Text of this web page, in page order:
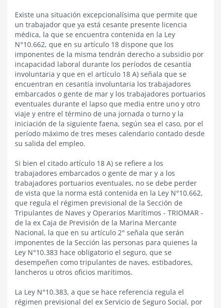
Existe una situación excepcionalísima que permite que
un trabajador que ya está cesante presente licencia
médica, la que se encuentra contenida en la Ley
N°10.662, que en su artículo 18 dispone que los
imponentes de la misma tendrán derecho a subsidio por
incapacidad laboral durante los períodos de cesantía
involuntaria y que en el artículo 18 A) señala que se
encuentran en cesantía involuntaria los trabajadores
embarcados o gente de mar y los trabajadores portuarios
eventuales durante el lapso que media entre uno y otro
viaje y entre el término de una jornada o turno y la
iniciación de la siguiente faena, según sea el caso, por el
período máximo de tres meses calendario contado desde
su salida del empleo.
Si bien el citado artículo 18 A) se refiere a los
trabajadores embarcados o gente de mar y a los
trabajadores portuarios eventuales, no se debe perder
de vista que la norma está contenida en la Ley N°10.662,
que regula el régimen previsional de la Sección de
Tripulantes de Naves y Operarios Marítimos - TRIOMAR -
de la ex Caja de Previsión de la Marina Mercante
Nacional, la que en su artículo 2° señala que serán
imponentes de la Sección las personas para quienes la
Ley N°10.383 hace obligatorio el seguro, que se
desempeñen como tripulantes de naves, estibadores,
lancheros u otros oficios marítimos.
La Ley N°10.383, a que se hace referencia regula el
régimen previsional del ex Servicio de Seguro Social, por